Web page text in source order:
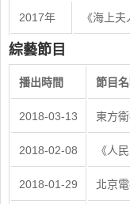
2017年 《海上
綜藝節目
播出時間 節目
2018-03-13 東方
2018-02-08 《人
2018-01-29 北京